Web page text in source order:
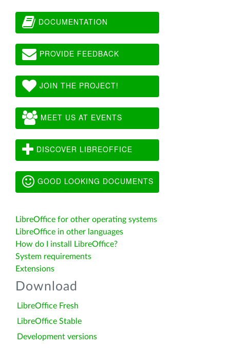
DOCUMENTATION
PROVIDE FEEDBACK
JOIN THE PROJECT!
MEET US AT EVENTS
DISCOVER LIBREOFFICE
GOOD LOOKING DOCUMENTS
LibreOffice for other operating systems
LibreOffice in other languages
How do I install LibreOffice?
System requirements
Extensions
Download
LibreOffice Fresh
LibreOffice Stable
Development versions